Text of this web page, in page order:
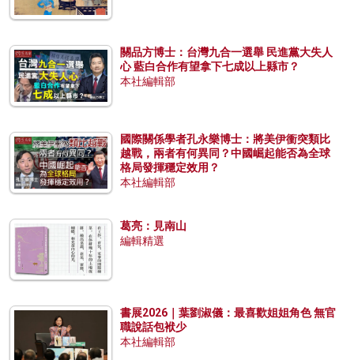
關品方博士：台灣九合一選舉 民進黨大失人
心 藍白合作有望拿下七成以上縣市？
本社編輯部
國際關係學者孔永樂博士：將美伊衝突類比
越戰，兩者有何異同？中國崛起能否為全球
格局發揮穩定效用？
本社編輯部
葛亮：見南山
編輯精選
書展2026｜葉劉淑儀：最喜歡姐姐角色 無官
職說話包袱少
本社編輯部